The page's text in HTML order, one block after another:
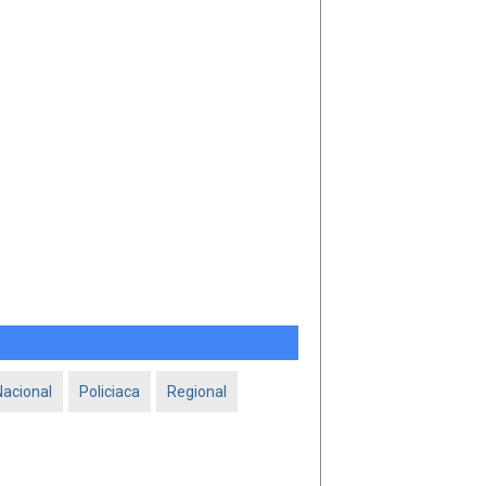
Policiaca Regional